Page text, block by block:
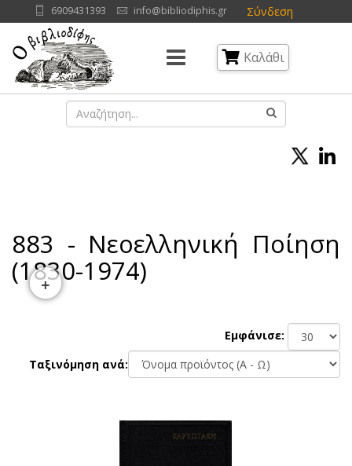
Σύνδεση
6909431393 info@bibliodiphis.gr
Καλάθι
883 - Νεοελληνική Ποίηση
(1830-1974)
Εμφάνισε:
Ταξινόμηση ανά:
+